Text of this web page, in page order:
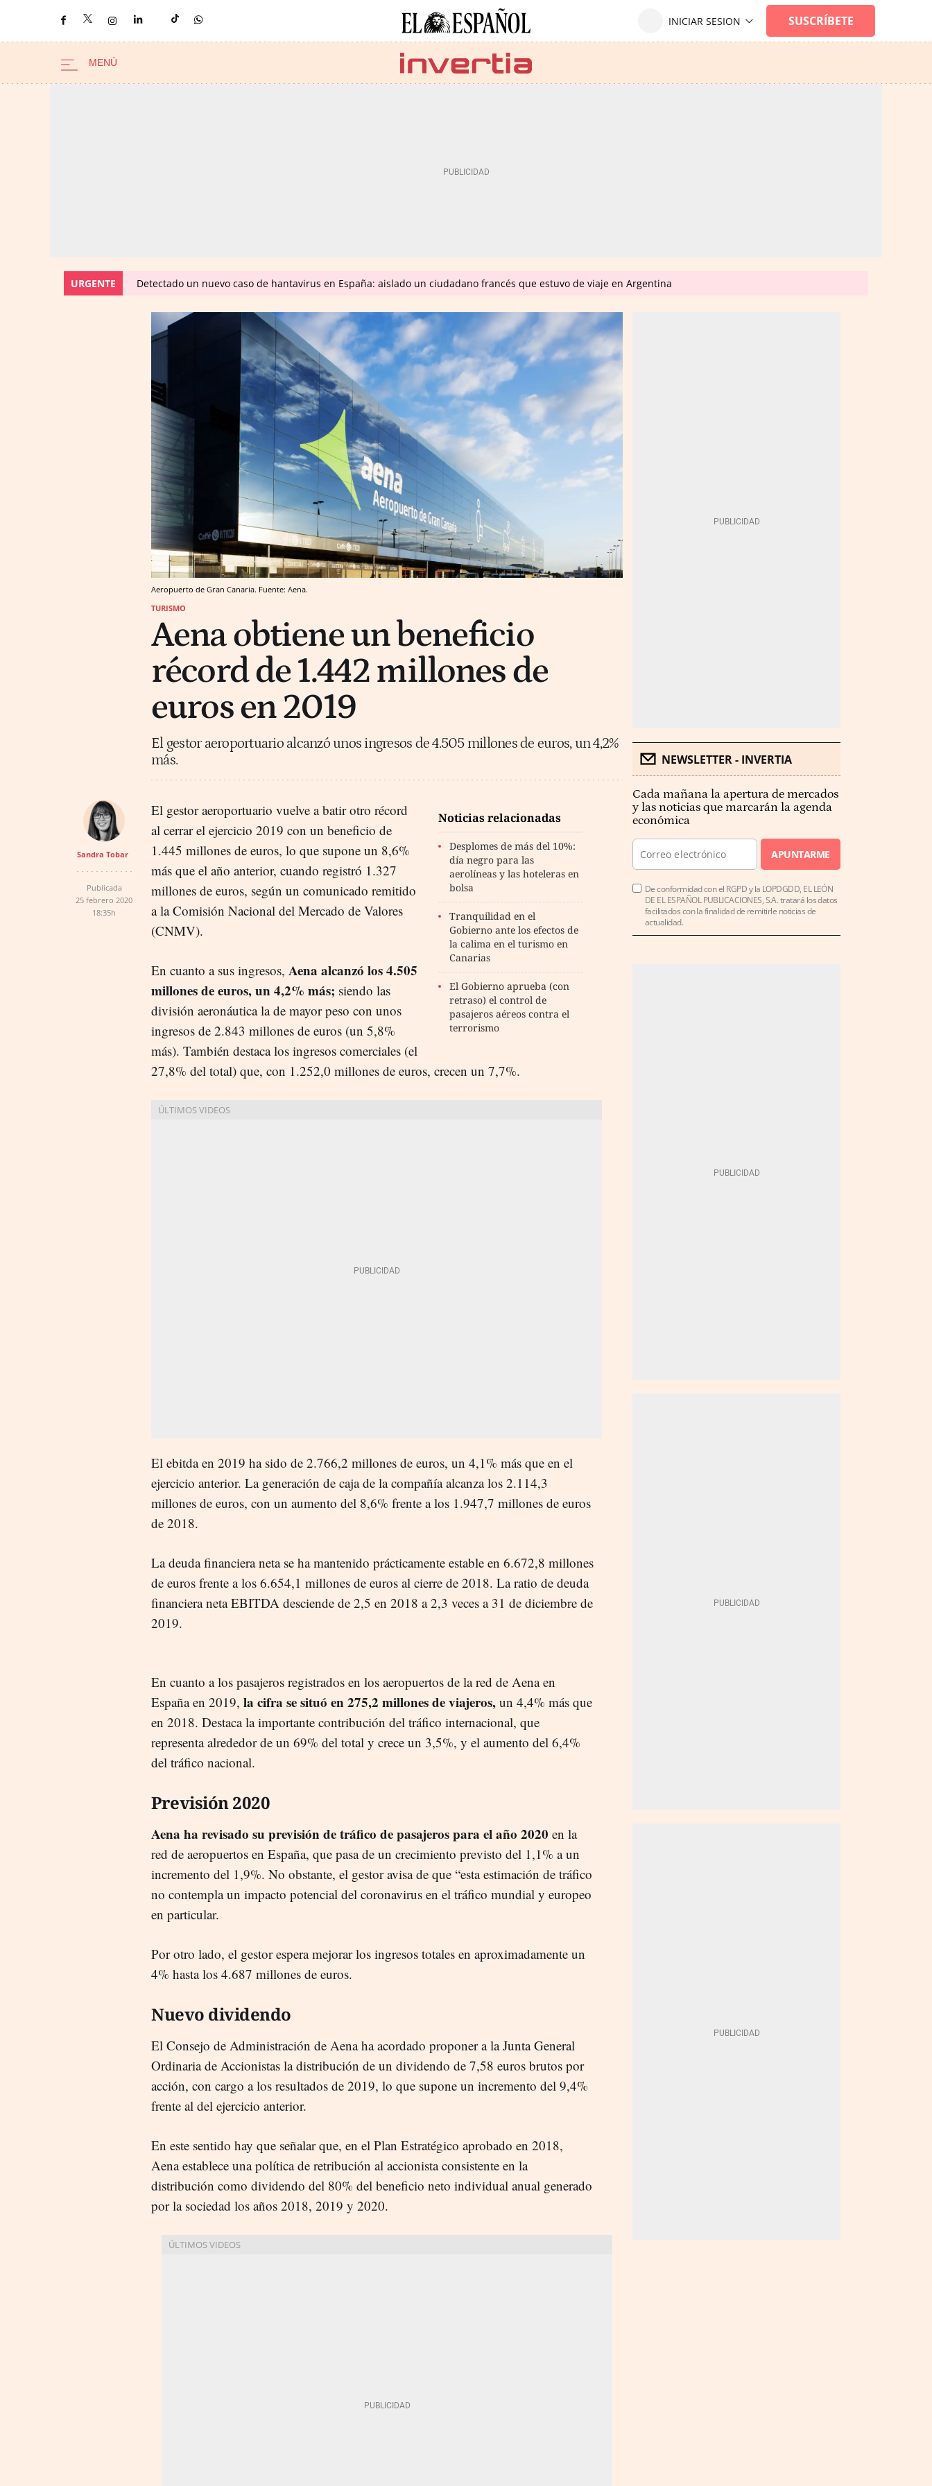
URGENTE Detectado un nuevo caso de hantavirus en España: aislado un ciudadano francés que estuvo de viaje en Argentina
Aeropuerto de Gran Canaria. Fuente: Aena.
TURISMO
Aena obtiene un beneficio
récord de 1.442 millones de
euros en 2019
El gestor aeroportuario alcanzó unos ingresos de 4.505 millones de euros, un 4,2%
más.
Sandra Tobar
Publicada
25 febrero 2020
18:35h
Noticias relacionadas
Desplomes de más del 10%:
día negro para las
aerolíneas y las hoteleras en
bolsa
Tranquilidad en el
Gobierno ante los efectos de
la calima en el turismo en
Canarias
El Gobierno aprueba (con
retraso) el control de
pasajeros aéreos contra el
terrorismo
El gestor aeroportuario vuelve a batir otro récord
al cerrar el ejercicio 2019 con un beneficio de
1.445 millones de euros, lo que supone un 8,6%
más que el año anterior, cuando registró 1.327
millones de euros, según un comunicado remitido
a la Comisión Nacional del Mercado de Valores
(CNMV).
En cuanto a sus ingresos, Aena alcanzó los 4.505
millones de euros, un 4,2% más; siendo las
división aeronáutica la de mayor peso con unos
ingresos de 2.843 millones de euros (un 5,8%
más). También destacalos ingresos comerciales (el
27,8% del total) que, con 1.252,0 millones de euros, crecen un 7,7%.
El ebitdaen 2019 ha sido de 2.766,2 millones de euros, un 4,1% más que en el
ejercicio anterior. La generación de caja de la compañía alcanza los 2.114,3
millones de euros, con un aumento del 8,6% frente a los 1.947,7 millones de euros
de 2018.
La deuda financiera neta se ha mantenido prácticamente estable en 6.672,8 millones
de euros frente a los 6.654,1 millones de euros al cierre de 2018. La ratio de deuda
financiera neta EBITDA desciende de 2,5 en 2018 a 2,3 veces a 31 de diciembre de
2019.
En cuanto a los pasajeros registrados en los aeropuertos de la red de Aena en
España en 2019, la cifra se situó en 275,2 millones de viajeros, un 4,4% más que
en 2018. Destaca la importante contribución del tráfico internacional, que
representa alrededor de un 69% del total y crece un 3,5%, y el aumento del 6,4%
del tráfico nacional.
Previsión 2020
Aena ha revisado su previsión de tráfico de pasajeros para el año 2020 en la
red de aeropuertos en España, que pasa de un crecimiento previsto del 1,1% a un
incremento del 1,9%. No obstante, el gestor avisa de que “esta estimación de tráfico
no contempla un impacto potencial del coronavirus en el tráfico mundial y europeo
en particular.
Por otro lado, el gestorespera mejorar los ingresos totales en aproximadamente un
4% hasta los 4.687 millones de euros.
Nuevo dividendo
El Consejo de Administración de Aena ha acordado proponer a la Junta General
Ordinaria de Accionistas la distribución de un dividendo de 7,58 euros brutos por
acción, con cargo a los resultados de 2019, lo que supone un incremento del 9,4%
frente al del ejercicio anterior.
En este sentido hay que señalar que, en el Plan Estratégico aprobado en 2018,
Aena establece una política de retribución al accionista consistente en la
distribución como dividendo del 80% del beneficio neto individual anual generado
por la sociedad los años 2018, 2019 y 2020.
NEWSLETTER - INVERTIA
Cada mañana la apertura de mercados
y las noticias que marcarán la agenda
económica
APUNTARME
De conformidad con el RGPD y la LOPDGDD, EL LEÓN
DE EL ESPAÑOL PUBLICACIONES, S.A. tratará los datos
facilitados con la finalidad de remitirle noticias de
actualidad.